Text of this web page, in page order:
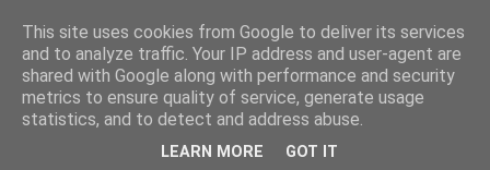
This site uses cookies from Google to deliver its services
and to analyze traffic. Your IP address and user-agent are
shared with Google along with performance and security
metrics to ensure quality of service, generate usage
statistics, and to detect and address abuse.
LEARN MORE GOT IT